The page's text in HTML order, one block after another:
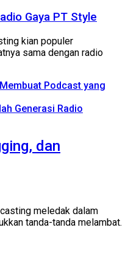
Gaya PT Style
kian populer
sama dengan radio
Podcast yang
Generasi Radio
dan
meledak dalam
tanda-tanda melambat.